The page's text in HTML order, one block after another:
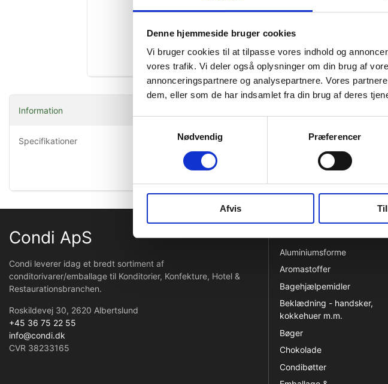
Denne hjemmeside bruger cookies
Vi bruger cookies til at tilpasse vores indhold og
vores trafik. Vi deler også oplysninger om din brug af
annonceringspartnere og analysepartnere. Vores
dem, eller som de har indsamlet fra din brug af deres
Nødvendig
Præferencer
Afvis
Forstør
Information
Specifikationer
Desserter m.m.
Opbevares køligt, tørt og mørkt
Condi ApS
Condi leverer idag et bredt sortiment af
conditorivarer/emballage til Konditorier, Konfekture, Hotel &
Restaurationsbranchen.
Roskildevej 30, 2620 Albertslund
+45 36 75 22 55
info@condi.dk
CVR 38233165
Aluminiumsforme
Aromastoffer
Bagehjælpemidler
Beklædning - handsker,
kokkehuer m.m.
Bøger
Chokolade
Condibøtter